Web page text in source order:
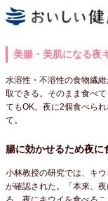
美腸・美肌になる夜
水溶性・不溶性の食物繊
取できる。そのまま食べ
てもOK。夜に2個食べら
て。
腸に効かせるため夜に
小林教授の研究では、キ
が確認された。「本来、